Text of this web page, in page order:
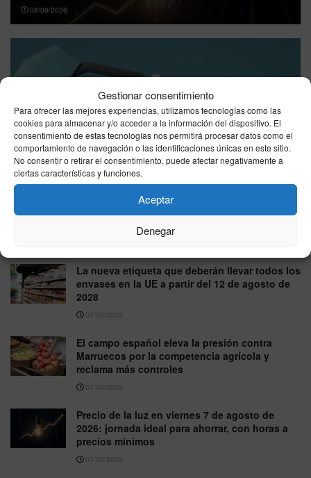
Gestionar consentimiento
Para ofrecer las mejores experiencias, utilizamos tecnologías como las
cookies para almacenar y/o acceder a la información del dispositivo. El
consentimiento de estas tecnologías nos permitirá procesar datos como el
comportamiento de navegación o las identificaciones únicas en este sitio.
No consentir o retirar el consentimiento, puede afectar negativamente a
ciertas características y funciones.
Aceptar
Denegar
08/08/2026
precio gasolina Ceuta hoy, sábado 8 de agosto de 2026:
dónde está más barata
08/08/2026
2026: cierra en 20.176 puntos
La nueva etiqueta que deberán llevar todos los
envases en la UE a partir del 12 de agosto de
2028
07/08/2026
El campo español eleva la presión contra
Marruecos por la competencia agrícola y
reclama más controles
07/08/2026
Precio de la luz en viernes 7 de agosto de
2026: jornada ideal para ahorrar, con horas a
precios mínimos
07/08/2026